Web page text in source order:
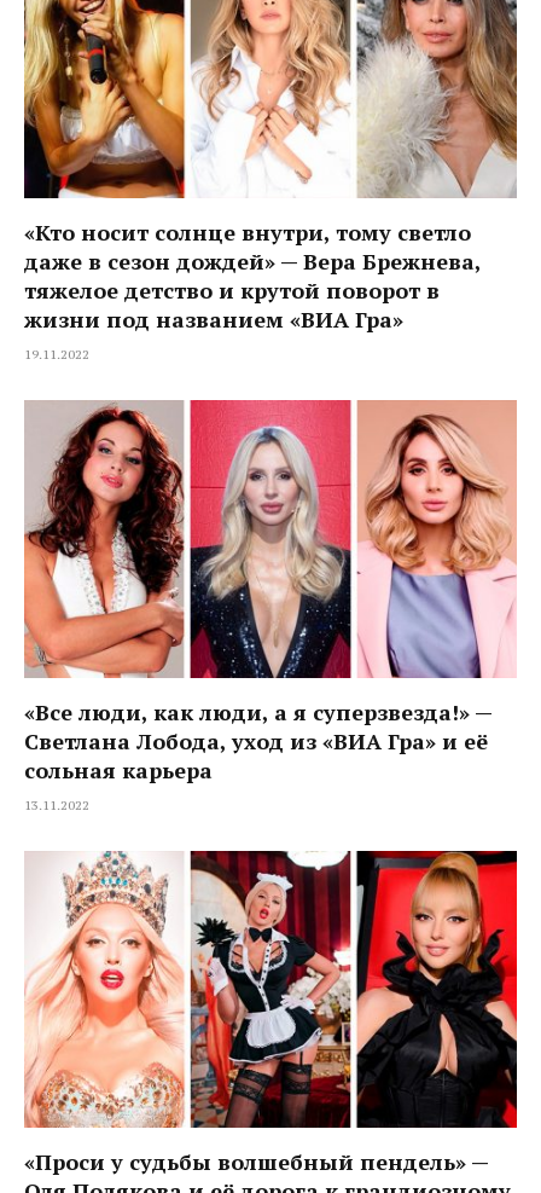
«Кто носит солнце внутри, тому светло
даже в сезон дождей» — Вера Брежнева,
тяжелое детство и крутой поворот в
жизни под названием «ВИА Гра»
19.11.2022
«Все люди, как люди, а я суперзвезда!» —
Светлана Лобода, уход из «ВИА Гра» и её
сольная карьера
13.11.2022
«Проси у судьбы волшебный пендель» —